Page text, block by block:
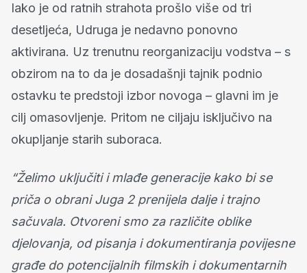
Iako je od ratnih strahota prošlo više od tri
desetljeća, Udruga je nedavno ponovno
aktivirana. Uz trenutnu reorganizaciju vodstva – s
obzirom na to da je dosadašnji tajnik podnio
ostavku te predstoji izbor novoga – glavni im je
cilj omasovljenje. Pritom ne ciljaju isključivo na
okupljanje starih suboraca.
“Želimo uključiti i mlađe generacije kako bi se
priča o obrani Juga 2 prenijela dalje i trajno
sačuvala. Otvoreni smo za različite oblike
djelovanja, od pisanja i dokumentiranja povijesne
građe do potencijalnih filmskih i dokumentarnih